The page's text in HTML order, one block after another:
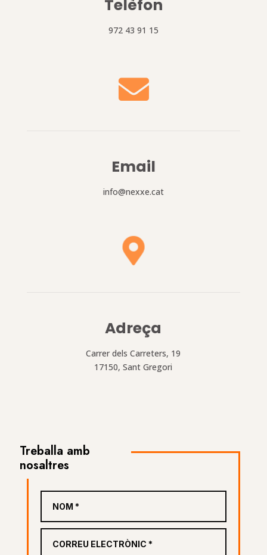
Telèfon
972 43 91 15

Email
info@nexxe.cat

Adreça
Carrer dels Carreters, 19
17150, Sant Gregori
Treballa amb
nosaltres